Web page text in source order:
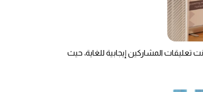
تعليقات المشاركين إيجابية للغاية، حيث